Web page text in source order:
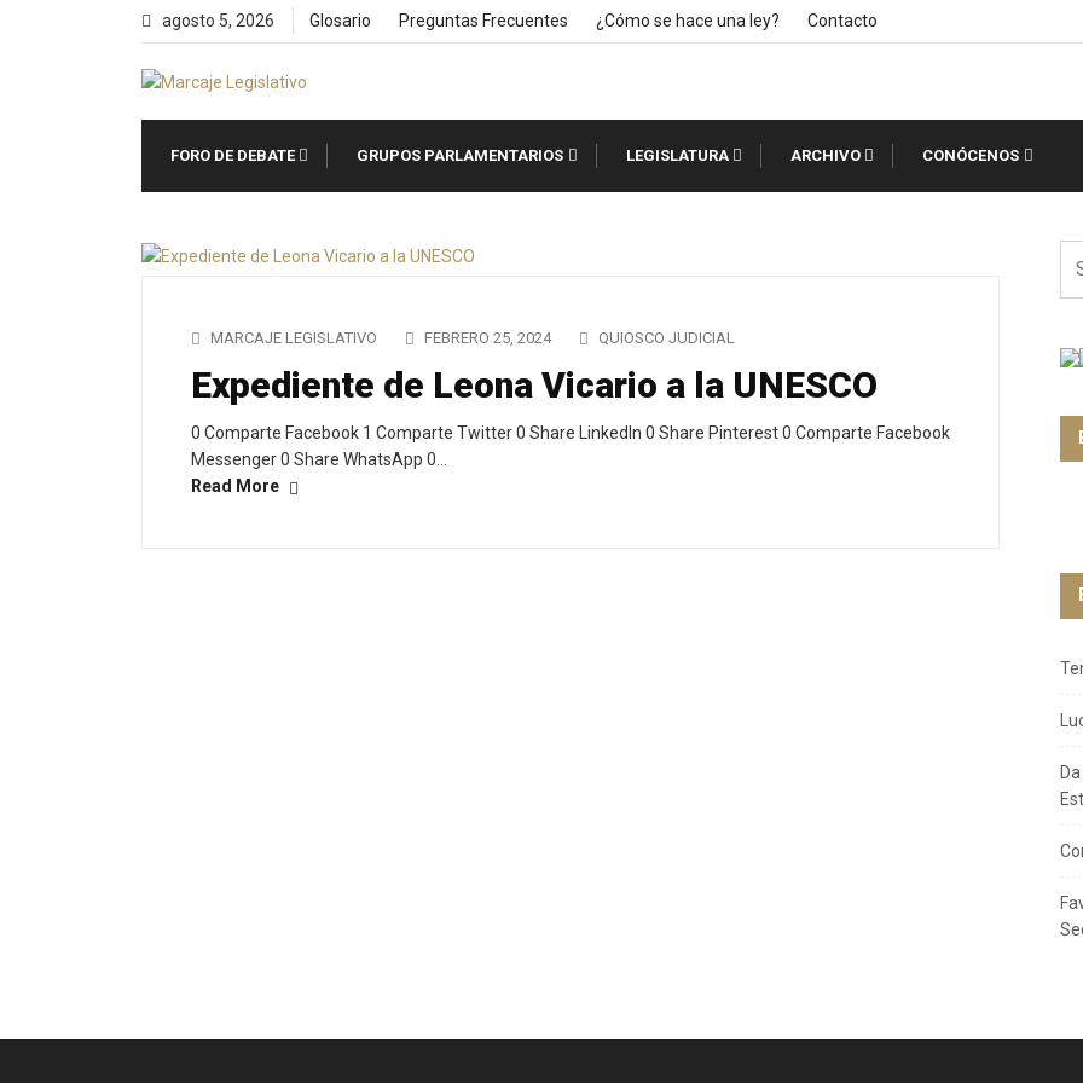
agosto 5, 2026 Glosario Preguntas Frecuentes ¿Cómo se hace una ley? Contacto
FORO DE DEBATE GRUPOS PARLAMENTARIOS LEGISLATURA ARCHIVO CONÓCENOS
MARCAJE LEGISLATIVO FEBRERO 25, 2024 QUIOSCO JUDICIAL
Expediente de Leona Vicario a la UNESCO
0 Comparte Facebook 1 Comparte Twitter 0 Share LinkedIn 0 Share Pinterest 0 Comparte Facebook
Messenger 0 Share WhatsApp 0…
Read More